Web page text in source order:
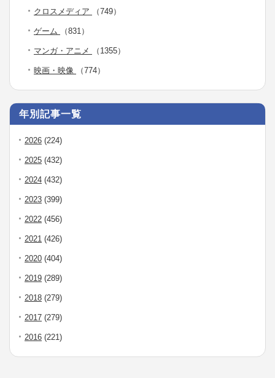
クロスメディア （749）
ゲーム （831）
マンガ・アニメ （1355）
映画・映像 （774）
年別記事一覧
2026 (224)
2025 (432)
2024 (432)
2023 (399)
2022 (456)
2021 (426)
2020 (404)
2019 (289)
2018 (279)
2017 (279)
2016 (221)